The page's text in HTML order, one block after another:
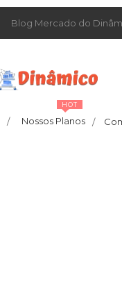
Blog Mercado do
/ Nossos Planos /
HOT